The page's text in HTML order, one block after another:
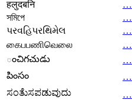
हलुदबनि
…
সমিপে
…
પરવહિપરથિમેલ
…
கைபபணிவெலை
…
ంచిగచుడు
…
పింసం
…
ಸಂತೆುಸಪಡುವುದು
…